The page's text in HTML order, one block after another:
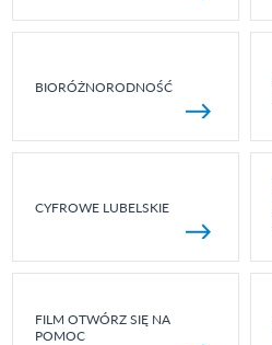
BIORÓŻNORODNOŚĆ
CYFROWE LUBELSKIE
FILM OTWÓRZ SIĘ NA
POMOC